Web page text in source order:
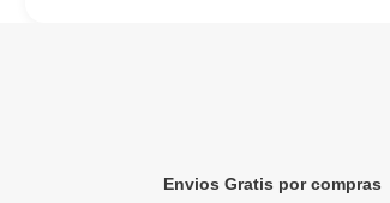
Envios Gratis por compras